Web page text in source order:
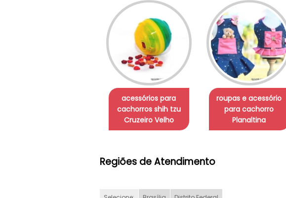
acessórios para
cachorros shih tzu
Cruzeiro Velho
roupas e acessório
para cachorro
Planaltina
Regiões de Atendimento